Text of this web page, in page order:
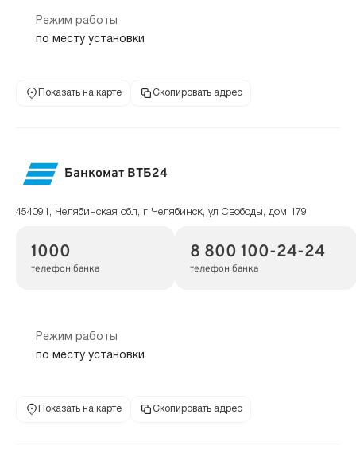
Режим работы
по месту установки
Показать на карте Скопировать адрес
Банкомат ВТБ24
454091, Челябинская обл, г Челябинск, ул Свободы, дом 179
1000
телефон банка
8 800 100-24-24
телефон банка
Режим работы
по месту установки
Показать на карте Скопировать адрес